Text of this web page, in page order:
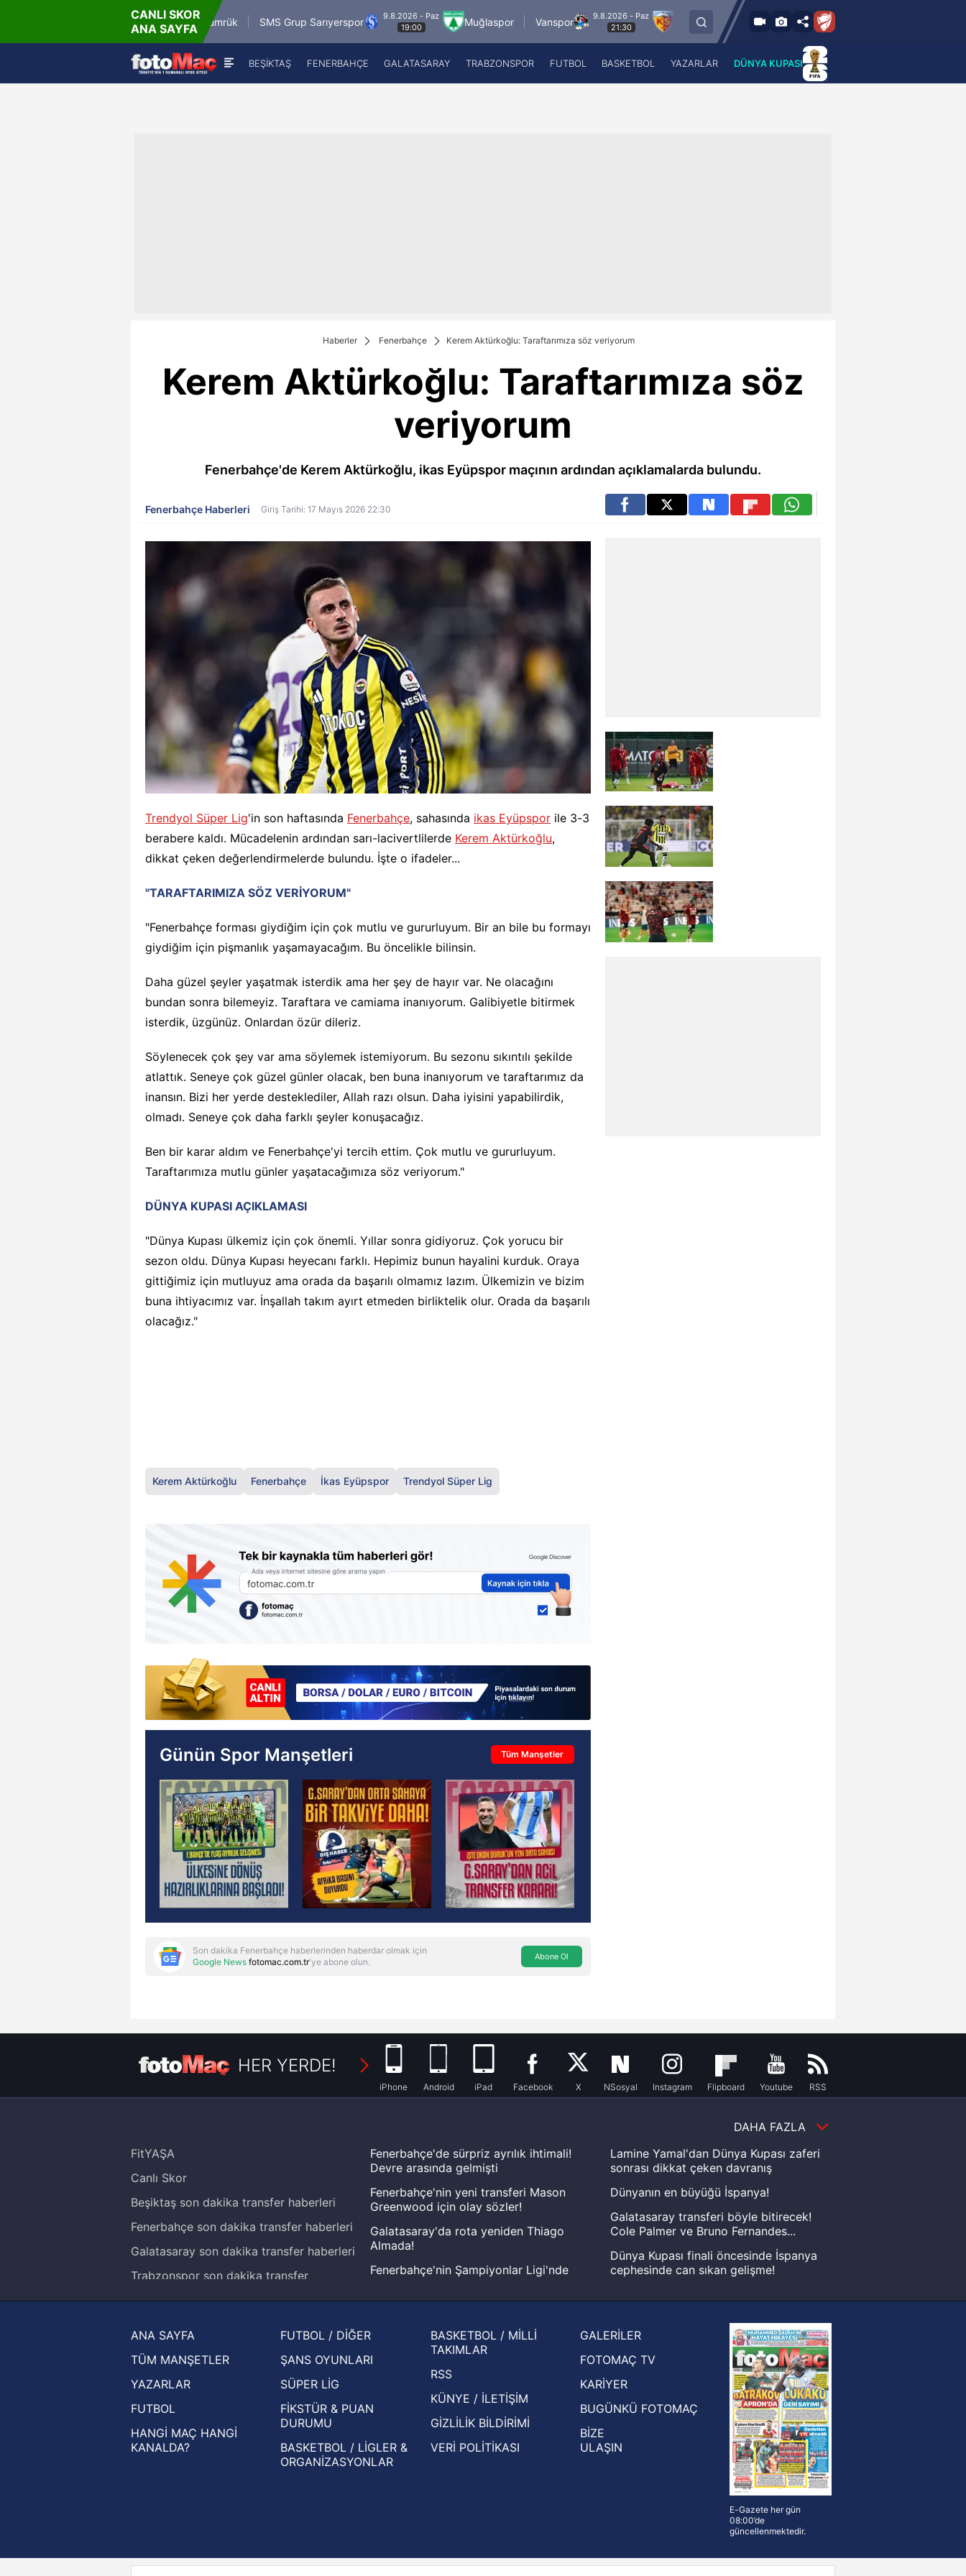
CANLI SKOR
ANA SAYFA
Misirli.com.tr Karagümrük SMS Grup Sarıyerspor
9.8.2026 - Paz
19:00
Muğlaspor Vanspor
9.8.2026 - Paz
21:30
Zecorner Kayserispor Sipay Bodrum FK
A Haber Radyo
BEŞİKTAŞ FENERBAHÇE GALATASARAY TRABZONSPOR FUTBOL BASKETBOL YAZARLAR DÜNYA KUPASI
Haberler Fenerbahçe Kerem Aktürkoğlu: Taraftarımıza söz veriyorum
Kerem Aktürkoğlu: Taraftarımıza söz
veriyorum
Fenerbahçe'de Kerem Aktürkoğlu, ikas Eyüpspor maçının ardından açıklamalarda bulundu.
Fenerbahçe Haberleri Giriş Tarihi: 17 Mayıs 2026 22:30
Trendyol Süper Lig'in son haftasında Fenerbahçe, sahasında ikas Eyüpspor ile 3-3
berabere kaldı. Mücadelenin ardından sarı-lacivertlilerde Kerem Aktürkoğlu,
dikkat çeken değerlendirmelerde bulundu. İşte o ifadeler...
"TARAFTARIMIZA SÖZ VERİYORUM"
"Fenerbahçe forması giydiğim için çok mutlu ve gururluyum. Bir an bile bu formayı
giydiğim için pişmanlık yaşamayacağım. Bu öncelikle bilinsin.
Daha güzel şeyler yaşatmak isterdik ama her şey de hayır var. Ne olacağını
bundan sonra bilemeyiz. Taraftara ve camiama inanıyorum. Galibiyetle bitirmek
isterdik, üzgünüz. Onlardan özür dileriz.
Söylenecek çok şey var ama söylemek istemiyorum. Bu sezonu sıkıntılı şekilde
atlattık. Seneye çok güzel günler olacak, ben buna inanıyorum ve taraftarımız da
inansın. Bizi her yerde desteklediler, Allah razı olsun. Daha iyisini yapabilirdik,
olmadı. Seneye çok daha farklı şeyler konuşacağız.
Ben bir karar aldım ve Fenerbahçe'yi tercih ettim. Çok mutlu ve gururluyum.
Taraftarımıza mutlu günler yaşatacağımıza söz veriyorum."
DÜNYA KUPASI AÇIKLAMASI
"Dünya Kupası ülkemiz için çok önemli. Yıllar sonra gidiyoruz. Çok yorucu bir
sezon oldu. Dünya Kupası heyecanı farklı. Hepimiz bunun hayalini kurduk. Oraya
gittiğimiz için mutluyuz ama orada da başarılı olmamız lazım. Ülkemizin ve bizim
buna ihtiyacımız var. İnşallah takım ayırt etmeden birliktelik olur. Orada da başarılı
olacağız."
Kerem Aktürkoğlu Fenerbahçe İkas Eyüpspor Trendyol Süper Lig
Günün Spor Manşetleri Tüm Manşetler
Son dakika Fenerbahçe haberlerinden haberdar olmak için
Google News fotomac.com.tr'ye abone olun. Abone Ol
HER YERDE!
iPhone Android iPad Facebook X NSosyal Instagram Flipboard Youtube RSS
DAHA FAZLA
FitYAŞA
Canlı Skor
Beşiktaş son dakika transfer haberleri
Fenerbahçe son dakika transfer haberleri
Galatasaray son dakika transfer haberleri
Trabzonspor son dakika transfer
Ziraat Türkiye Kupası haberleri
UEFA Şampiyonlar Ligi haberleri
UEFA Avrupa Ligi haberleri
UEFA Konferans Ligi haberleri
Fenerbahçe'de sürpriz ayrılık ihtimali!
Devre arasında gelmişti
Fenerbahçe'nin yeni transferi Mason
Greenwood için olay sözler!
Galatasaray'da rota yeniden Thiago
Almada!
Fenerbahçe'nin Şampiyonlar Ligi'nde
Zabrze'yi elerlerse...
basından gündem olan manşetler!
Beşiktaş'ın UEFA Avrupa Ligi'nde 3. Ön
Eleme Turu muhtemel rakipleri belli oldu!
Lamine Yamal'dan Dünya Kupası zaferi
sonrası dikkat çeken davranış
Dünyanın en büyüğü İspanya!
Galatasaray transferi böyle bitirecek!
Cole Palmer ve Bruno Fernandes...
Dünya Kupası finali öncesinde İspanya
cephesinde can sıkan gelişme!
Hernan Crespo, Meksika Ligi
ekiplerinden Atlas'ın yeni teknik direktörü
oldu
ANA SAYFA
TÜM MANŞETLER
YAZARLAR
FUTBOL
HANGİ MAÇ HANGİ
KANALDA?
FUTBOL / DİĞER
ŞANS OYUNLARI
SÜPER LİG
FİKSTÜR & PUAN
DURUMU
BASKETBOL / LİGLER &
ORGANİZASYONLAR
BASKETBOL / MİLLİ
TAKIMLAR
RSS
KÜNYE / İLETİŞİM
GİZLİLİK BİLDİRİMİ
VERİ POLİTİKASI
GALERİLER
FOTOMAÇ TV
KARİYER
BUGÜNKÜ FOTOMAÇ
BİZE
ULAŞIN
E-Gazete her gün
08:00’de
güncellenmektedir.